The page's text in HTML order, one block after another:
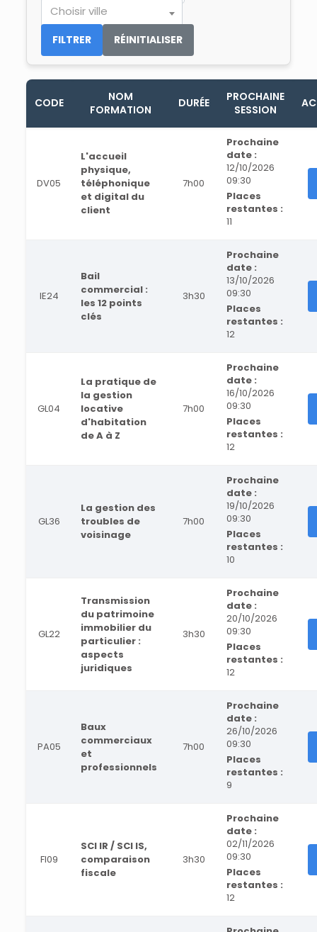
Choisir ville
FILTRER RÉINITIALISER
CODE
NOM
FORMATION
DURÉE
PROCHAINE
SESSION
DV05
L'accueil
physique,
téléphonique
et digital du
client
7h00
Prochaine
date :
12/10/2026
09:30
Places
restantes :
11
IE24
Bail
commercial :
les 12 points
clés
3h30
Prochaine
date :
13/10/2026
09:30
Places
restantes :
12
GL04
La pratique de
la gestion
locative
d'habitation
de A à Z
7h00
Prochaine
date :
16/10/2026
09:30
Places
restantes :
12
GL36
La gestion des
troubles de
voisinage
7h00
Prochaine
date :
19/10/2026
09:30
Places
restantes :
10
GL22
Transmission
du patrimoine
immobilier du
particulier :
aspects
juridiques
3h30
Prochaine
date :
20/10/2026
09:30
Places
restantes :
12
PA05
Baux
commerciaux
et
professionnels
7h00
Prochaine
date :
26/10/2026
09:30
Places
restantes :
9
FI09
SCI IR / SCI IS,
comparaison
fiscale
3h30
Prochaine
date :
02/11/2026
09:30
Places
restantes :
12